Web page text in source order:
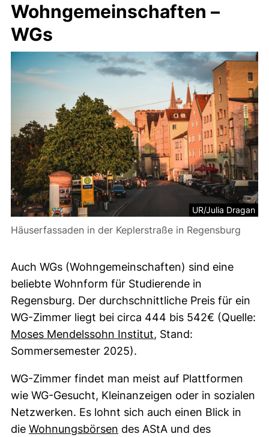
Wohngemeinschaften –
WGs
UR/Julia Dragan
Häuserfassaden in der Keplerstraße in Regensburg
Auch WGs (Wohngemeinschaften) sind eine
beliebte Wohnform für Studierende in
Regensburg. Der durchschnittliche Preis für ein
WG-Zimmer liegt bei circa 444 bis 542€ (Quelle:
Moses Mendelssohn Institut (externer Link, öffnet
, Stand:
Sommersemester 2025).
WG-Zimmer findet man meist auf Plattformen
wie WG-Gesucht, Kleinanzeigen oder in sozialen
Netzwerken. Es lohnt sich auch einen Blick in
die Wohnungsbörsen (externer Link, öffnet neues
des AStA und des